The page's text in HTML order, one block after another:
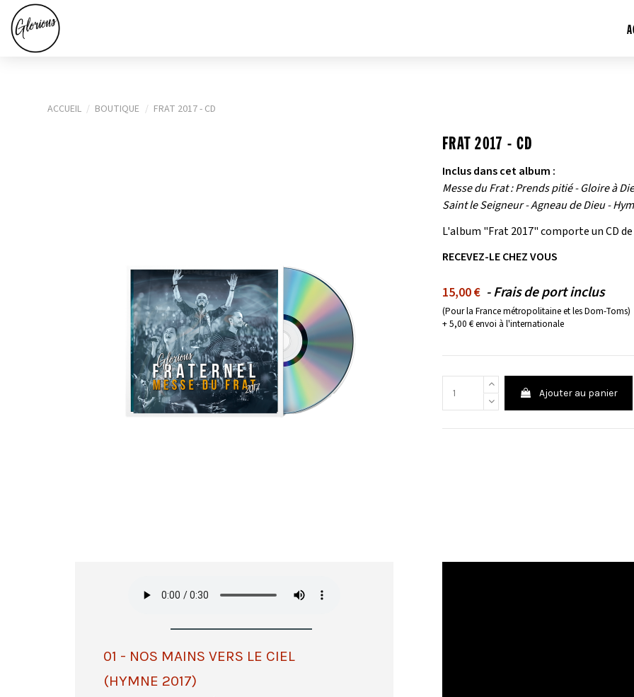
ACCUEIL BOUTIQUE FRAT 2017 - CD
FRAT 2017 - CD
Inclus dans cet album :
Messe du Frat : Prends pitié - Gloire à
Saint le Seigneur - Agneau de Dieu -
L'album "Frat 2017" comporte un CD
RECEVEZ-LE CHEZ VOUS
15,00 € - Frais de port inclus
(Pour la France métropolitaine et les Dom-Toms)
+ 5,00 € envoi à l'internationale
Ajouter au panier
01 - NOS MAINS VERS LE CIEL
(HYMNE 2017)